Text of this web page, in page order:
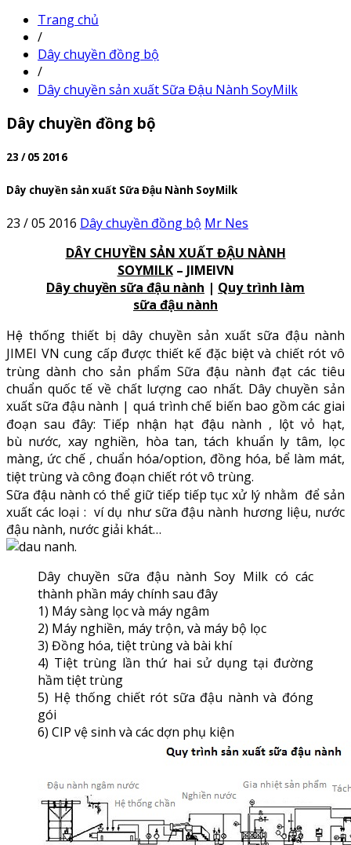
Trang chủ
/
Dây chuyền đồng bộ
/
Dây chuyền sản xuất Sữa Đậu Nành SoyMilk
Dây chuyền đồng bộ
23 / 05 2016
Dây chuyền sản xuất Sữa Đậu Nành SoyMilk
23 / 05 2016 Dây chuyền đồng bộ Mr Nes
DÂY CHUYỀN SẢN XUẤT ĐẬU NÀNH
SOYMILK– JIMEIVN
Dây chuyền sữa đậu nành | Quy trình làm
sữa đậu nành
Hệ thống thiết bị dây chuyền sản xuất sữa đậu nành
JIMEI VN cung cấp được thiết kế đặc biệt và chiết rót vô
trùng dành cho sản phẩm Sữa đậu nành đạt các tiêu
chuẩn quốc tế về chất lượng cao nhất. Dây chuyền sản
xuất sữa đậu nành | quá trình chế biến bao gồm các giai
đoạn sau đây: Tiếp nhận hạt đậu nành , lột vỏ hạt,
bù nước, xay nghiền, hòa tan, tách khuẩn ly tâm, lọc
màng, ức chế , chuẩn hóa/option, đồng hóa, bể làm mát,
tiệt trùng và công đoạn chiết rót vô trùng.
Sữa đậu nành có thể giữ tiếp tiếp tục xử lý nhằm để sản
xuất các loại : ví dụ như sữa đậu nành hương liệu, nước
đậu nành, nước giải khát…
.
Dây chuyền sữa đậu nành Soy Milk có các
thành phần máy chính sau đây
1) Máy sàng lọc và máy ngâm
2) Máy nghiền, máy trộn, và máy bộ lọc
3) Đồng hóa, tiệt trùng và bài khí
4) Tiệt trùng lần thứ hai sử dụng tại đường
hầm tiệt trùng
5) Hệ thống chiết rót sữa đậu nành và đóng
gói
6) CIP vệ sinh và các dợn phụ kiện